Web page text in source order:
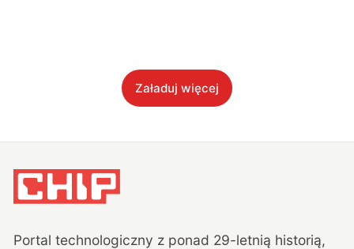
Załaduj więcej
Portal technologiczny z ponad 29-letnią historią,